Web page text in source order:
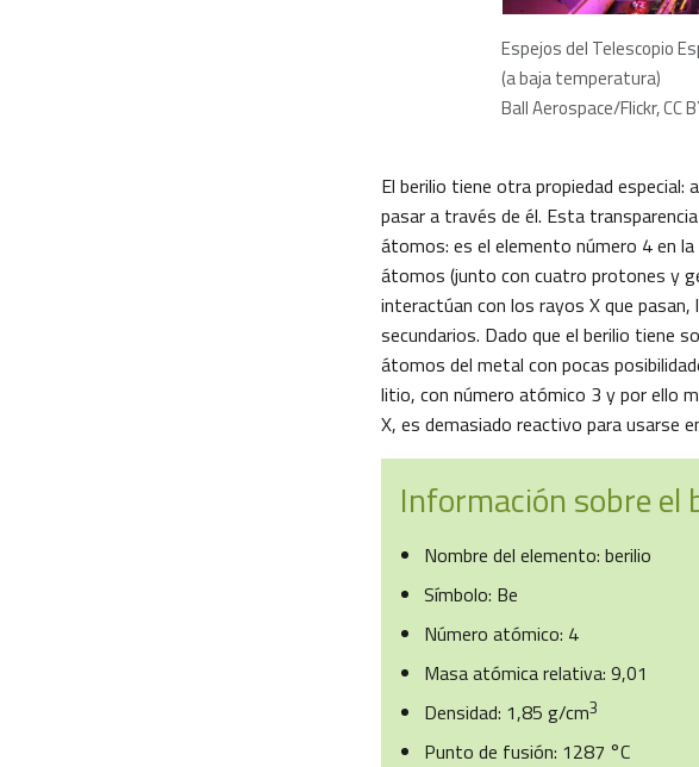
Espejos del Telescopio
(a baja temperatura)
Ball Aerospace/Flickr, CC
El berilio tiene otra propiedad especial:
pasar a través de él. Esta
átomos: es el elemento número 4 en
átomos (junto con cuatro protones y
interactúan con los rayos X que
secundarios. Dado que el berilio tiene
átomos del metal con pocas
litio, con número atómico 3 y por ello
X, es demasiado reactivo para usarse
Información sobre el
Nombre del elemento: berilio
Símbolo: Be
Número atómico: 4
Masa atómica relativa: 9,01
Densidad: 1,85 g/cm3
Punto de fusión: 1287 °C